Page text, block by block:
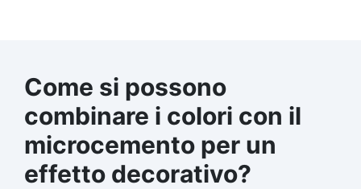
Come si possono
combinare i colori con il
microcemento per un
effetto decorativo?